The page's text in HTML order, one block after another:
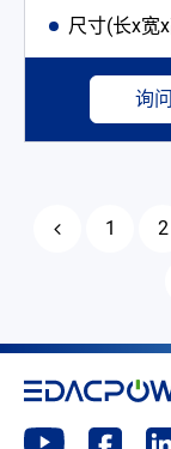
尺寸(长x宽
询
1 2